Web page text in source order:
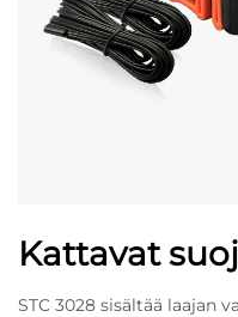
Kattavat
STC 3028 sisältää laajan